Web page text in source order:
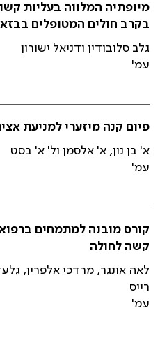
מיופתיה המלווה בעליות
בקרב חולים המטופלים
גלב סלובודין ודניאל ישורון
עמ'
פיום קנה מיזערי למניעת
א' בן נון, א' אלסמן ול' א' בסט
עמ'
קורס מובנה למתמחים
קשה לחולה
לאה אונגר, מרדכי אלפרין,
רייס
עמ'